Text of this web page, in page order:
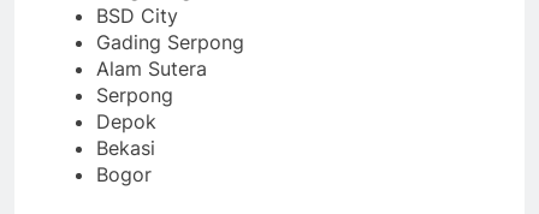
BSD City
Gading Serpong
Alam Sutera
Serpong
Depok
Bekasi
Bogor